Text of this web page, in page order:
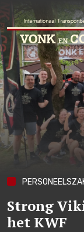
Strong
het KWF